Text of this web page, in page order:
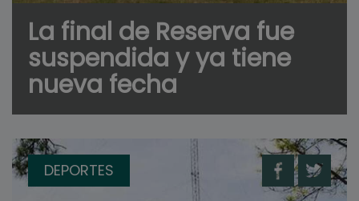
La final de Reserva fue
suspendida y ya tiene
nueva fecha
DEPORTES